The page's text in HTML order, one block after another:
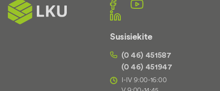
Susisiekite
(0 46) 451587
(0 46) 451947
I-IV 9:00-16:00